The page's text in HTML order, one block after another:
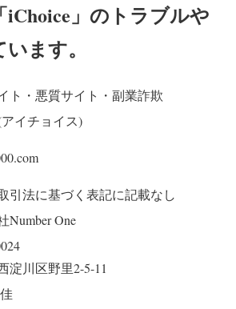
」のトラブルや
ます。
ト・悪質サイト・副業詐欺
アイチョイス)
引法に基づく表記に記載なし
Number One
淀川区野里2-5-11